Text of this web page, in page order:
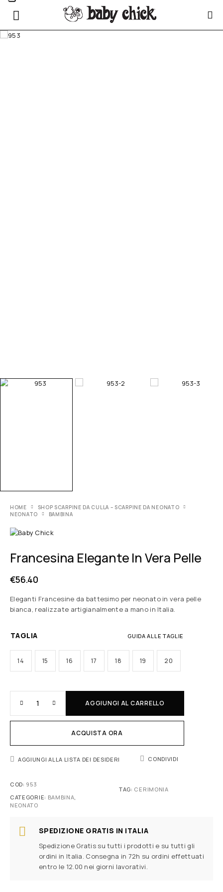
HOME
SHOP SCARPINE DA CULLA – SCARPINE DA NEONATO
NEONATO
BAMBINA
Francesina Elegante In Vera Pelle
€56.40
Eleganti Francesine da battesimo per neonato in vera pelle
bianca, realizzate artigianalmente a mano in Italia.
GUIDA ALLE TAGLIE
TAGLIA
14 15 16 17 18 19 20
AGGIUNGI AL CARRELLO
ACQUISTA ORA
AGGIUNGI ALLA LISTA DEI DESIDERI CONDIVIDI
COD: 953
CATEGORIE: BAMBINA
NEONATO
TAG: CERIMONIA
SPEDIZIONE GRATIS IN ITALIA
Spedizione Gratis su tutti i prodotti e su tutti gli
ordini in Italia. Consegna in 72h su ordini effettuati
entro le 12.00 nei giorni lavorativi.